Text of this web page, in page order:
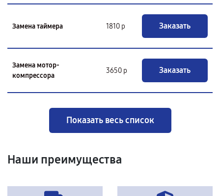
Замена таймера 1810 р Заказать
Замена мотор-
компрессора
3650 р Заказать
Показать весь список
Наши преимущества